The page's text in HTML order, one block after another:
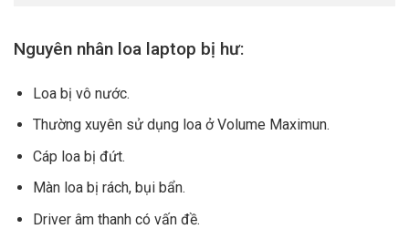
Nguyên nhân loa laptop bị hư:
Loa bị vô nước.
Thường xuyên sử dụng loa ở Volume Maximun.
Cáp loa bị đứt.
Màn loa bị rách, bụi bẩn.
Driver âm thanh có vấn đề.